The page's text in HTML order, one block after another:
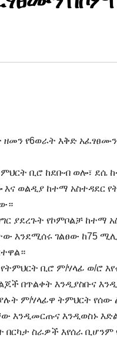
ዘመን የ6ወራት እቅድ
ቢሮ ከደቡብ ወሎ፣ ደሴ
እና ወልዲያ ከተማ አስተዳደር
ያደረጉት የኮምቦልቻ ከተማ
እንደሚሰሩ ገልፀው ከ75
ቢሮ ም/ሃላፊ ወ/ሮ
በጥልቀት እንዲያስቡና
ም/ሃላፊዋ ትምህርት የሰው
እንዲመርጡና እንዲወስኑ
ስራዎች እየሰራ